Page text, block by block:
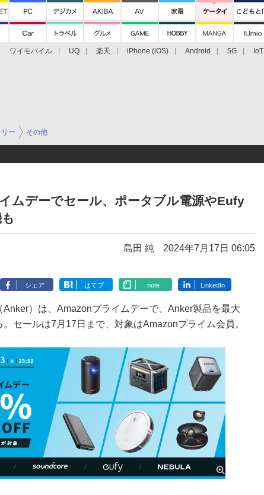
ワイモバイル UQ 楽天 iPhone (iOS) Android 5G IoT
ー その他
ムデーでセール、ポータブル電源やEufy
島田 純 2024年7月17日 06:05
シェア はてブ note LinkedIn
）は、Amazonプライムデーで、Anker製品を最大
セールは7月17日まで、対象はAmazonプライム会員。